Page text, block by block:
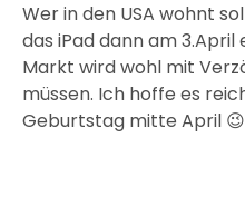
Wer in den USA wohnt
das iPad dann am
Markt wird wohl mit
müssen. Ich hoffe es
Geburtstag mitte April 😉